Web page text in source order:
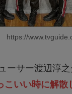
https://
ーサー渡辺淳
こいい時に解散